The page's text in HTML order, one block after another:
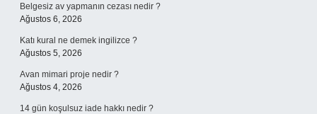
Belgesiz av yapmanın cezası nedir ?
Ağustos 6, 2026
Katı kural ne demek ingilizce ?
Ağustos 5, 2026
Avan mimari proje nedir ?
Ağustos 4, 2026
14 gün koşulsuz iade hakkı nedir ?